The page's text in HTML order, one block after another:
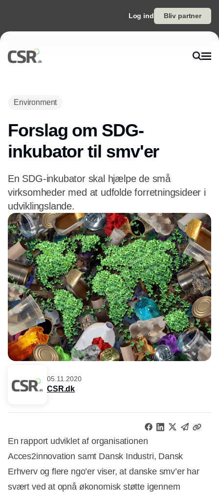
Log ind Bliv partner
Environment
Forslag om SDG-
inkubator til smv'er
En SDG-inkubator skal hjælpe de små
virksomheder med at udfolde forretningsideer i
udviklingslande.
05.11.2020
CSR.dk
En rapport udviklet af organisationen
Acces2innovation samt Dansk Industri, Dansk
Erhverv og flere ngo’er viser, at danske smv’er har
svært ved at opnå økonomisk støtte igennem